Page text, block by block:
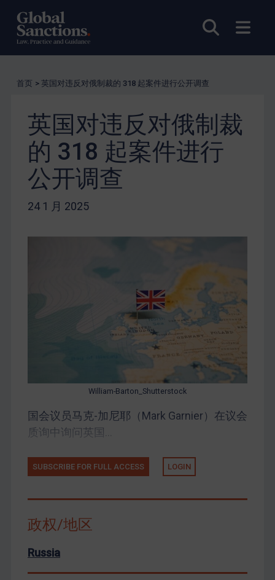
打开搜索
打开
首页 > 英国对违反对俄制裁的 318 起案件进行公开调查
英国对违反对俄制裁
的 318 起案件进行
公开调查
24 1 月 2025
William-Barton_Shutterstock
国会议员马克-加尼耶（Mark Garnier）在议会
质询中询问英国...
SUBSCRIBE FOR FULL ACCESS LOGIN
政权/地区
Russia